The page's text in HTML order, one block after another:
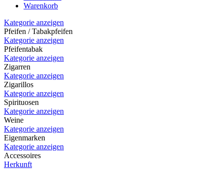
Warenkorb
Kategorie anzeigen
Pfeifen / Tabakpfeifen
Kategorie anzeigen
Pfeifentabak
Kategorie anzeigen
Zigarren
Kategorie anzeigen
Zigarillos
Kategorie anzeigen
Spirituosen
Kategorie anzeigen
Weine
Kategorie anzeigen
Eigenmarken
Kategorie anzeigen
Accessoires
Herkunft